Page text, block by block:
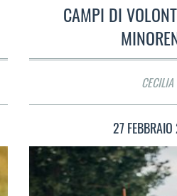
CAMPI DI
CECILIA
27